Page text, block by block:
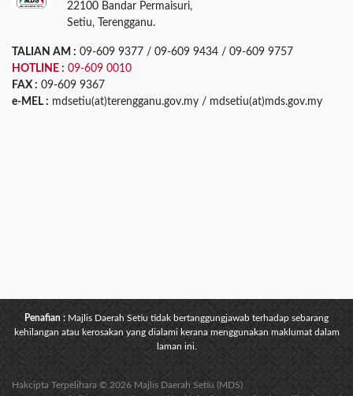
22100 Bandar Permaisuri,
Setiu, Terengganu.
TALIAN AM : 09-609 9377 / 09-609 9434 / 09-609 9757
HOTLINE : 09-609 0010
FAX : 09-609 9367
e-MEL : mdsetiu(at)terengganu.gov.my / mdsetiu(at)mds.gov.my
Penafian : Majlis Daerah Setiu tidak bertanggungjawab terhadap sebarang
kehilangan atau kerosakan yang dialami kerana menggunakan maklumat dalam
laman ini.
Hakcipta Terpelihara © 2026 Majlis Daerah Setiu (MDS)